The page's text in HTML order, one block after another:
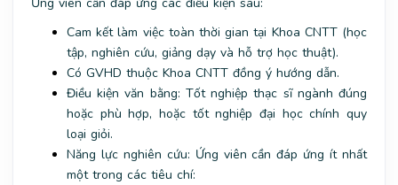
Cam kết làm việc toàn thời gian tại Khoa CNTT (học
tập, nghiên cứu, giảng dạy và hỗ trợ học thuật).
Có GVHD thuộc Khoa CNTT đồng ý hướng dẫn.
Điều kiện văn bằng: Tốt nghiệp thạc sĩ ngành đúng
hoặc phù hợp, hoặc tốt nghiệp đại học chính quy
loại giỏi.
Năng lực nghiên cứu: Ứng viên cần đáp ứng ít nhất
một trong các tiêu chí: